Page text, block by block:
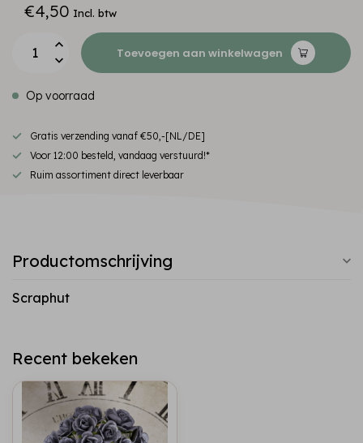
€4,50 Incl. btw
Toevoegen aan winkelwagen
Op voorraad
Gratis verzending vanaf €50,-[NL/DE]
Voor 12:00 besteld, vandaag verstuurd!*
Ruim assortiment direct leverbaar
Productomschrijving
Scraphut
Recent bekeken